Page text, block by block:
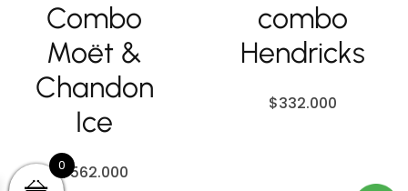
Combo
Moët &
Chandon
Ice
$562.000
combo
Hendricks
$332.000
0